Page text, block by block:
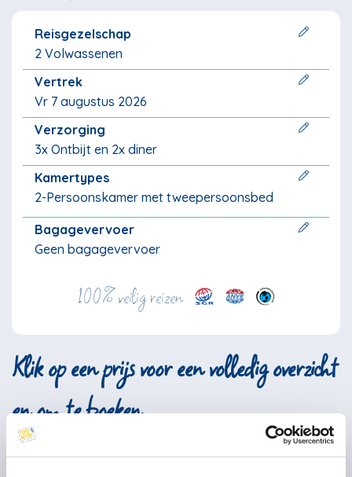
Reisgezelschap
2 Volwassenen
Vertrek
Vr 7 augustus 2026
Verzorging
3x Ontbijt en 2x diner
Kamertypes
2-Persoonskamer met tweepersoonsbed
Bagagevervoer
Geen bagagevervoer
100% veilig reizen
Klik op een prijs voor een volledig overzicht
en om te boeken
Augustus